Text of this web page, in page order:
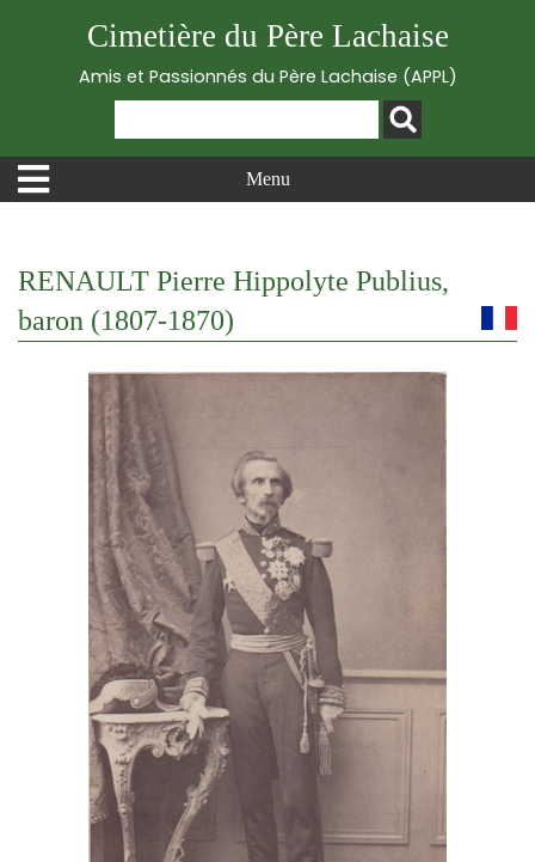
Cimetière du Père Lachaise
Amis et Passionnés du Père Lachaise (APPL)
Menu
RENAULT Pierre Hippolyte Publius,
baron (1807-1870)